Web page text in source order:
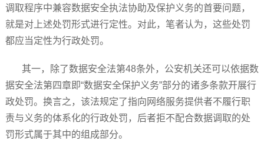
调取程序中兼容数据安全执法协助及保护义务的首要问题，
就是对上述处罚形式进行定性。对此，笔者认为，这些处罚
都应当定性为行政处罚。
其一，除了数据安全法第48条外，公安机关还可以依据数
据安全法第四章即“数据安全保护义务”部分的诸多条款开展行
政处罚。换言之，该法规定了指向网络服务提供者不履行职
责与义务的体系化的行政处罚，后者拒不配合数据调取的处
罚形式属于其中的组成部分。